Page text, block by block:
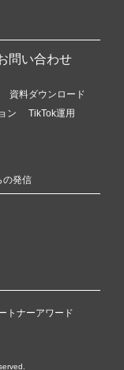
問い合わせ
資料ダウンロード
ン
TikTok運用
の発信
トナーアワード